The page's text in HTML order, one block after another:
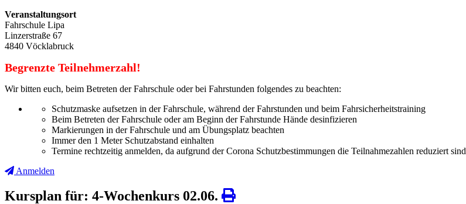
Veranstaltungsort
Fahrschule Lipa
Linzerstraße 67
4840 Vöcklabruck
Begrenzte Teilnehmerzahl!
Wir bitten euch, beim Betreten der Fahrschule oder bei Fahrstunden folgendes zu beachten:
Schutzmaske aufsetzen in der Fahrschule, während der Fahrstunden und beim Fahrsicherheitstraining
Beim Betreten der Fahrschule oder am Beginn der Fahrstunde Hände desinfizieren
Markierungen in der Fahrschule und am Übungsplatz beachten
Immer den 1 Meter Schutzabstand einhalten
Termine rechtzeitig anmelden, da aufgrund der Corona Schutzbestimmungen die Teilnahmezahlen reduziert sind
Anmelden
Kursplan für: 4-Wochenkurs 02.06.